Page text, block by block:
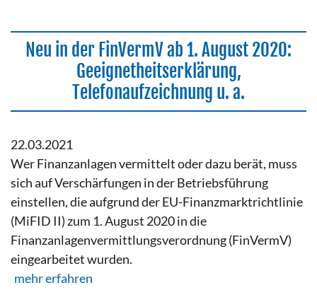
Neu in der FinVermV ab 1. August 2020:
Geeignetheitserklärung,
Telefonaufzeichnung u. a.
22.03.2021
Wer Finanzanlagen vermittelt oder dazu berät, muss
sich auf Verschärfungen in der Betriebsführung
einstellen, die aufgrund der EU-Finanzmarktrichtlinie
(MiFID II) zum 1. August 2020 in die
Finanzanlagenvermittlungsverordnung (FinVermV)
eingearbeitet wurden.
mehr erfahren